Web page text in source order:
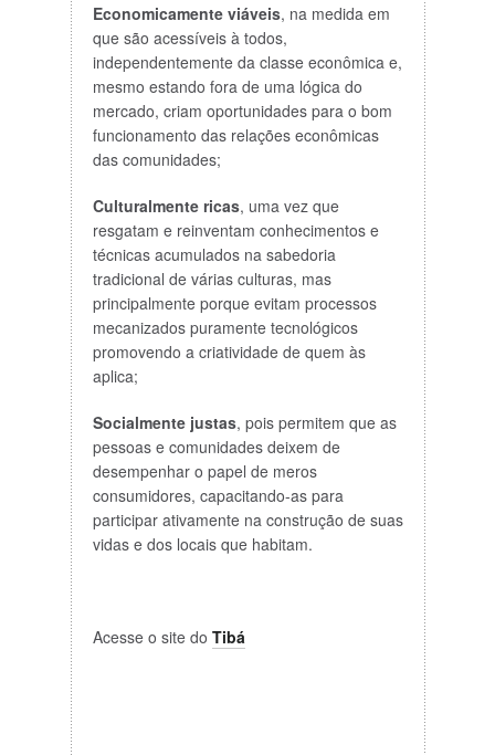
Economicamente viáveis, na medida em
que são acessíveis à todos,
independentemente da classe econômica e,
mesmo estando fora de uma lógica do
mercado, criam oportunidades para o bom
funcionamento das relações econômicas
das comunidades;
Culturalmente ricas, uma vez que
resgatam e reinventam conhecimentos e
técnicas acumulados na sabedoria
tradicional de várias culturas, mas
principalmente porque evitam processos
mecanizados puramente tecnológicos
promovendo a criatividade de quem às
aplica;
Socialmente justas, pois permitem que as
pessoas e comunidades deixem de
desempenhar o papel de meros
consumidores, capacitando-as para
participar ativamente na construção de suas
vidas e dos locais que habitam.
Acesse o site do Tibá